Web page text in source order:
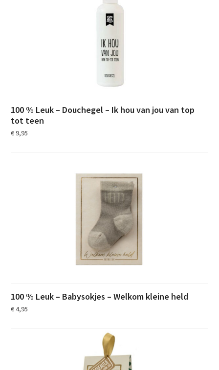
100 % Leuk – Douchegel – Ik hou van jou van top
tot teen
€9,95
100 % Leuk – Babysokjes – Welkom kleine held
€4,95